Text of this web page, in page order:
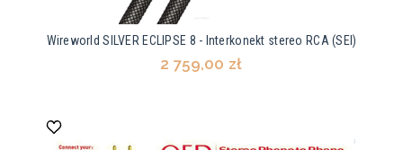
Wireworld SILVER ECLIPSE 8 - Interkonekt stereo RCA (SEI)
2 759,00 zł